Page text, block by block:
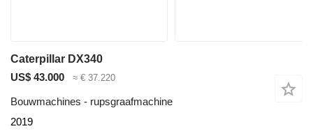
Caterpillar DX340
US$ 43.000
≈ € 37.220
Bouwmachines - rupsgraafmachine
2019